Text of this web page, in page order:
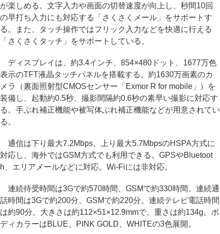
が楽しめる。文字入力や画面の切替速度が向上し、秒間10回
の早打ち入力にも対応する「さくさくメール」をサポートす
る。また、タッチ操作ではフリック入力などを快適に行える
「さくさくタッチ」をサポートしている。
ディスプレイは、約3.4インチ、854×480ドット、1677万色
表示のTFT液晶タッチパネルを搭載する。約1630万画素のカ
メラ（裏面照射型CMOSセンサー「Exmor R for mobile」）を
装備し、起動約0.5秒、撮影間隔約0.6秒の素早い撮影に対応す
る。手ぶれ補正機能や被写体ぶれ補正機能などが用意されてい
る。
通信は下り最大7.2Mbps、上り最大5.7MbpsのHSPA方式に
対応し、海外ではGSM方式でも利用できる。GPSやBluetoot
h、エリアメールなどに対応。Wi-Fiには非対応。
連続待受時間は3Gで約570時間、GSMで約330時間。連続通
話時間は3Gで約200分、GSMで約220分。連続テレビ電話時間
は約90分。大きさは約112×51×12.9mmで、重さは約134g。ボ
ディカラーはBLUE、PINK GOLD、WHITEの3色展開。